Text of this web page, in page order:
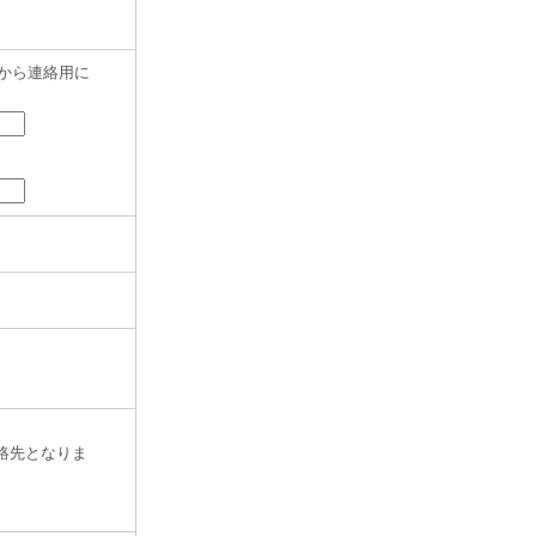
ら連絡用に
先となりま